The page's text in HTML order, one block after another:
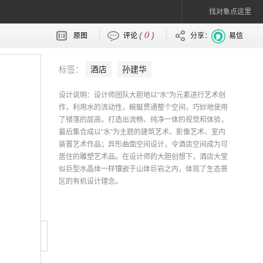
找对象点这里
原图 评论 (0 ) 分享： 易信
标签： 酒店 孙建华
设计说明：设计师团队大胆地以“水”为元素进行艺术创
作，利用水的流动性，蜿蜒贯通整个空间，巧妙地使用
了错落的层高，打造出流畅、纯净一体的视觉和体验，
最后集合成以“水”为主题的建筑艺术、影像艺术、室内
装置艺术作品；异形曲面空间设计，令酒店空间成为可
居住的雕塑艺术品。在设计师的大胆创想下，酒店大堂
似巨型水晶体一样镶嵌于山体巨岩之内，体现了生态景
区的有机设计理念。